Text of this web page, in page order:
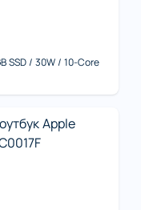
SSD / 30W / 10-Core